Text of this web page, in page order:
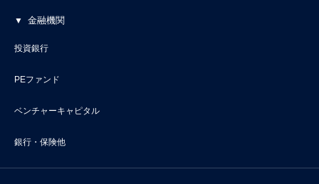
金融機関
投資銀行
PEファンド
ベンチャーキャピタル
銀行・保険他